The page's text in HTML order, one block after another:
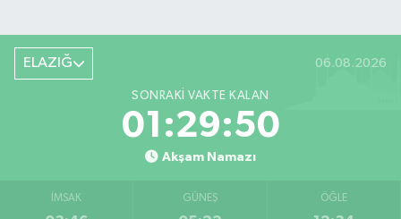
ELAZIĞ 06.08.2026
SONRAKI VAKTE KALAN
01:29:49
Akşam Namazı
İMSAK GÜNEŞ ÖĞLE